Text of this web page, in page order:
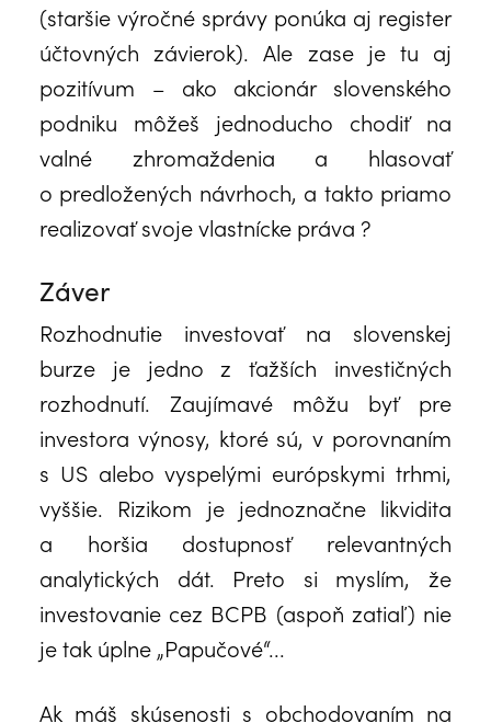
(staršie výročné správy ponúka aj register
účtovných závierok). Ale zase je tu aj
pozitívum – ako akcionár slovenského
podniku môžeš jednoducho chodiť na
valné zhromaždenia a hlasovať
o predložených návrhoch, a takto priamo
realizovať svoje vlastnícke práva ?
Záver
Rozhodnutie investovať na slovenskej
burze je jedno z ťažších investičných
rozhodnutí. Zaujímavé môžu byť pre
investora výnosy, ktoré sú, v porovnaním
s US alebo vyspelými európskymi trhmi,
vyššie. Rizikom je jednoznačne likvidita
a horšia dostupnosť relevantných
analytických dát. Preto si myslím, že
investovanie cez BCPB (aspoň zatiaľ) nie
je tak úplne „Papučové“...
Ak máš skúsenosti s obchodovaním na